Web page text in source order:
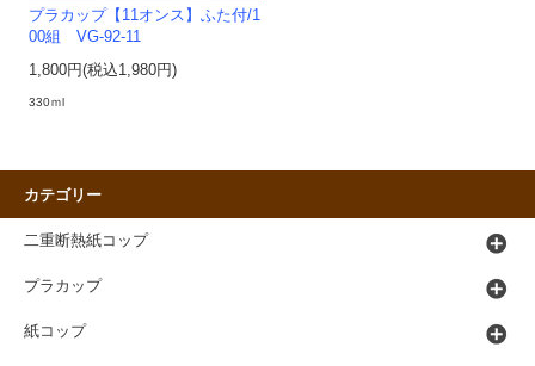
プラカップ【11オンス】ふた付/1
00組 VG-92-11
1,800円(税込1,980円)
330ｍl
カテゴリー
二重断熱紙コップ
プラカップ
紙コップ